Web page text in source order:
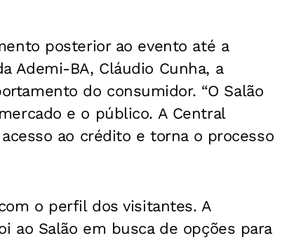
posterior ao evento até a
Ademi-BA, Cláudio Cunha, a
do consumidor. “O Salão
e o público. A Central
ao crédito e torna o processo
o perfil dos visitantes. A
ao Salão em busca de opções para